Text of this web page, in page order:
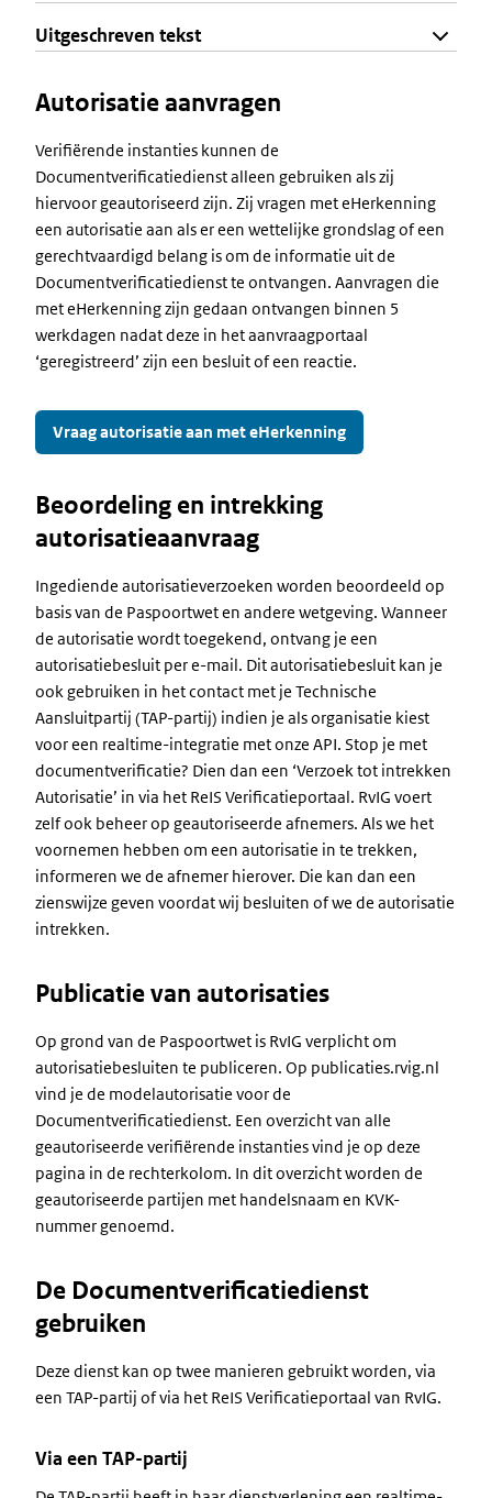
Uitgeschreven tekst
Autorisatie aanvragen
Verifiërende instanties kunnen de
Documentverificatiedienst alleen gebruiken als zij
hiervoor geautoriseerd zijn. Zij vragen met eHerkenning
een autorisatie aan als er een wettelijke grondslag of een
gerechtvaardigd belang is om de informatie uit de
Documentverificatiedienst te ontvangen. Aanvragen die
met eHerkenning zijn gedaan ontvangen binnen 5
werkdagen nadat deze in het aanvraagportaal
‘geregistreerd’ zijn een besluit of een reactie.
Vraag autorisatie aan met eHerkenning
Beoordeling en intrekking
autorisatieaanvraag
Ingediende autorisatieverzoeken worden beoordeeld op
basis van de Paspoortwet en andere wetgeving. Wanneer
de autorisatie wordt toegekend, ontvang je een
autorisatiebesluit per e-mail. Dit autorisatiebesluit kan je
ook gebruiken in het contact met je Technische
Aansluitpartij (TAP-partij) indien je als organisatie kiest
voor een realtime-integratie met onze API. Stop je met
documentverificatie? Dien dan een ‘Verzoek tot intrekken
Autorisatie’ in via het ReIS Verificatieportaal. RvIG voert
zelf ook beheer op geautoriseerde afnemers. Als we het
voornemen hebben om een autorisatie in te trekken,
informeren we de afnemer hierover. Die kan dan een
zienswijze geven voordat wij besluiten of we de autorisatie
intrekken.
Publicatie van autorisaties
Op grond van de Paspoortwet is RvIG verplicht om
autorisatiebesluiten te publiceren. Op publicaties.rvig.nl
vind je de modelautorisatie voor de
Documentverificatiedienst. Een overzicht van alle
geautoriseerde verifiërende instanties vind je op deze
pagina in de rechterkolom. In dit overzicht worden de
geautoriseerde partijen met handelsnaam en KVK-
nummer genoemd.
De Documentverificatiedienst
gebruiken
Deze dienst kan op twee manieren gebruikt worden, via
een TAP-partij of via het ReIS Verificatieportaal van RvIG.
Via een TAP-partij